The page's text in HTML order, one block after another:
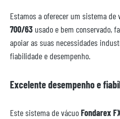
Estamos a oferecer um sistema de
700/63 usado e bem conservado,
apoiar as suas necessidades
fiabilidade e desempenho.
Excelente desempenho e
Este sistema de vácuoFondarex